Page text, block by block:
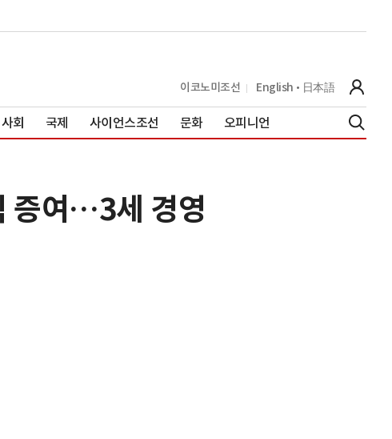
이코노미조선 English 日本語
사회 국제 사이언스조선 문화 오피니언
증여…3세 경영